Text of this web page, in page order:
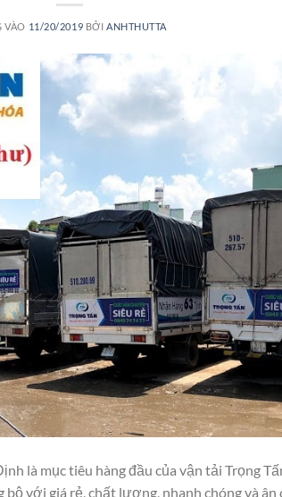
VÀO 11/20/2019 BỞI ANHTHUTTA
là mục tiêu hàng đầu của vận tải Trọng
với giá rẻ, chất lượng, nhanh chóng và ân